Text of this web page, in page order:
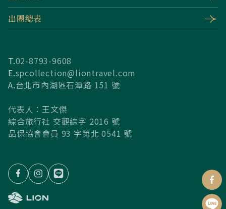
出團總表
T.02-8793-9608
E.spcollection@liontravel.com
A.台北市內湖區石潭路 151 號
代表人：王文傑
綜合旅行社 交觀綜字 2016 號
品保協會會員 93 字第北 0541 號